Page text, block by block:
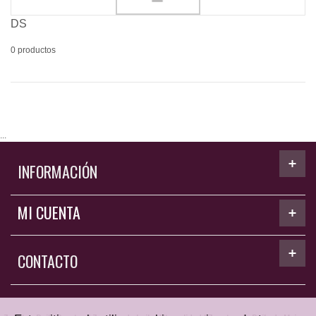
DS
0 productos
...
INFORMACIÓN
MI CUENTA
CONTACTO